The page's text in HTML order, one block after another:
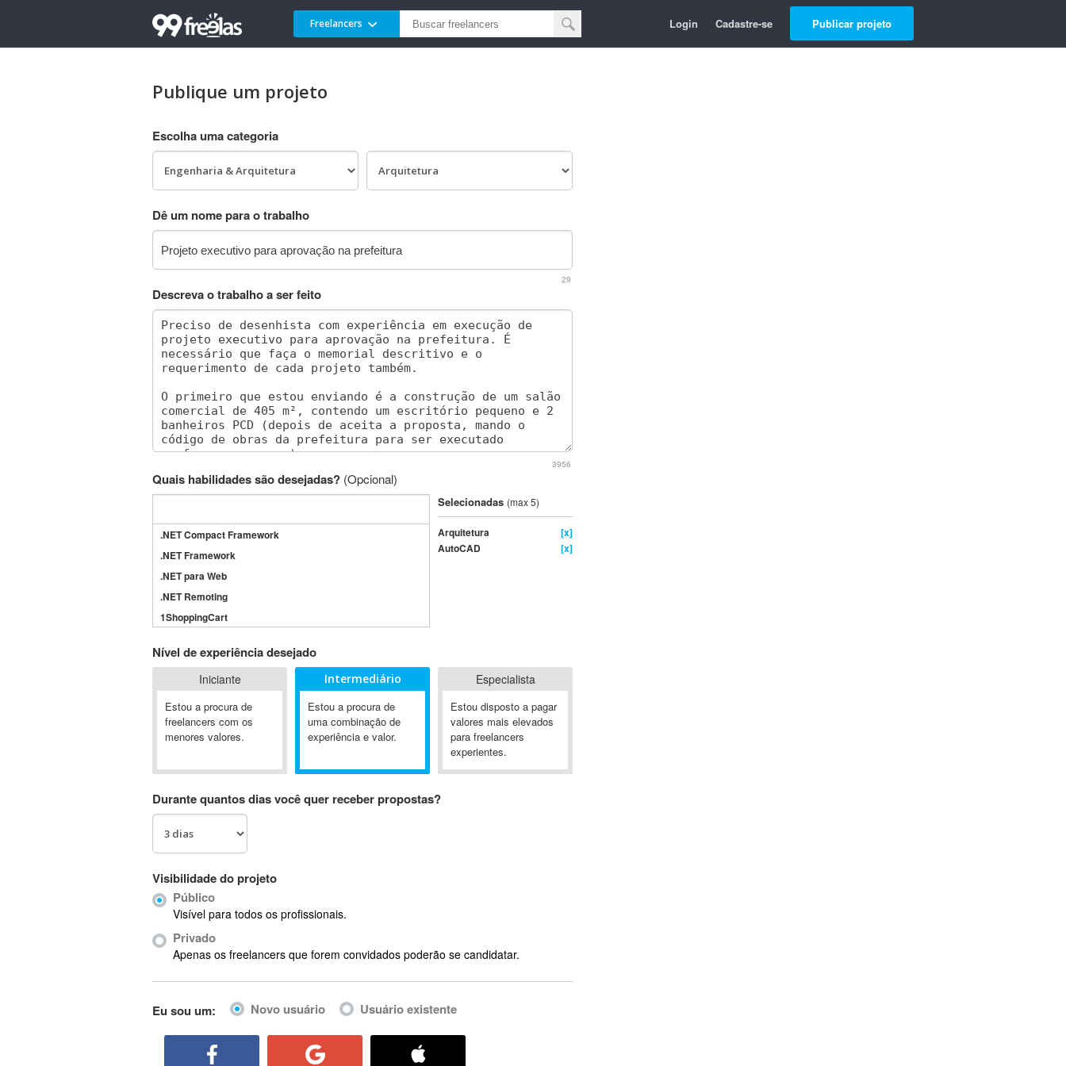
Freelancers Login Cadastre-se Publicar projeto
Publique um projeto
Escolha uma categoria
Dê um nome para o trabalho
29
Descreva o trabalho a ser feito
3956
Quais habilidades são desejadas? (Opcional)
.NET Compact Framework
.NET Framework
.NET para Web
.NET Remoting
1ShoppingCart
3GSM
4D Dimension
802.11
A&P
A-GPS
Ab Initio
ABIS
AbleCommerce
Ableton Live
Abstract Window Toolkit (AWT)
Selecionadas (max 5)
Arquitetura
[x]
AutoCAD
[x]
Nível de experiência desejado
Iniciante
Estou a procura de
freelancers com os
menores valores.
Intermediário
Estou a procura de
uma combinação de
experiência e valor.
Especialista
Estou disposto a pagar
valores mais elevados
para freelancers
experientes.
Durante quantos dias você quer receber propostas?
Visibilidade do projeto
Público
Visível para todos os profissionais.
Privado
Apenas os freelancers que forem convidados poderão se candidatar.
Eu sou um: Novo usuário Usuário existente